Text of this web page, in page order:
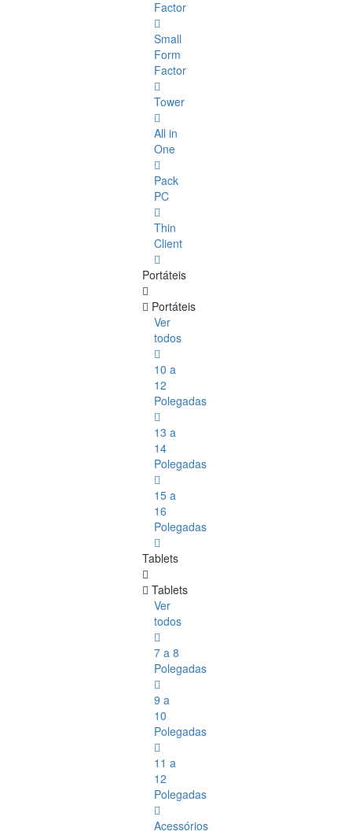
Factor
Small
Form
Factor
Tower
All in
One
Pack
PC
Thin
Client
Portáteis
Portáteis
Ver
todos
10 a
12
Polegadas
13 a
14
Polegadas
15 a
16
Polegadas
Tablets
Tablets
Ver
todos
7 a 8
Polegadas
9 a
10
Polegadas
11 a
12
Polegadas
Acessórios